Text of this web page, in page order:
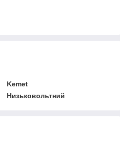
Kemet
Низьковольтний